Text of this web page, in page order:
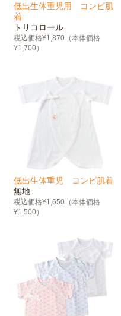
低出生体重児用 コンビ肌
着
トリコロール
税込価格¥1,870（本体価格
¥1,700）
低出生体重児 コンビ肌着
無地
税込価格¥1,650（本体価格
¥1,500）